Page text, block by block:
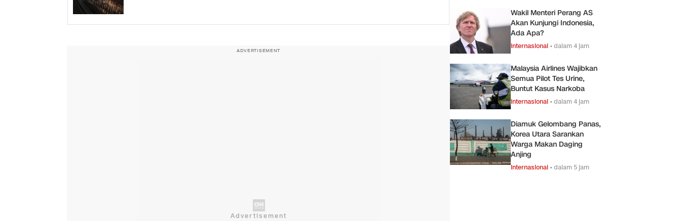
ADVERTISEMENT
Wakil Menteri Perang AS
Akan Kunjungi Indonesia,
Ada Apa?
Internasional •dalam 4 jam
Malaysia Airlines Wajibkan
Semua Pilot Tes Urine,
Buntut Kasus Narkoba
Internasional •dalam 4 jam
Diamuk Gelombang Panas,
Korea Utara Sarankan
Warga Makan Daging
Anjing
Internasional •dalam 5 jam